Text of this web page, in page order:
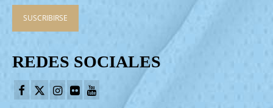
REDES SOCIALES